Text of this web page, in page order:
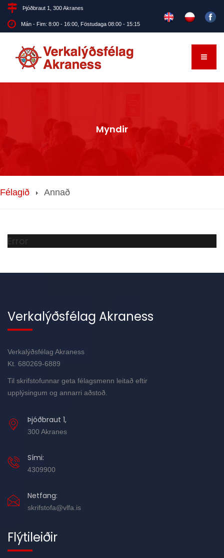
Þjóðbraut 1, 300 Akranes
Mán - Fim: 8:00 - 16:00, Föstudaga 08:00 - 15:15
Myndir
Félagið Annað
Error
Verkalýðsfélag Akraness
Verkalýðsfélag Akraness
Kt. 680269-6889
Til skrifstofunnar geta félagsmenn leitað eftir
upplýsingum og annarri aðstoð.
Þjóðbraut 1,
300 Akranes
Sími:
4309900
Netfang:
skrifstofa@vlfa.is
Flýtileiðir